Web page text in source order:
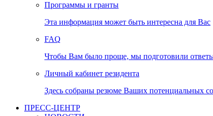
Программы и гранты
Эта информация может быть интересна для Вас
FAQ
Чтобы Вам было проще, мы подготовили
Личный кабинет резидента
Здесь собраны резюме Ваших потенциальных
ПРЕСС-ЦЕНТР